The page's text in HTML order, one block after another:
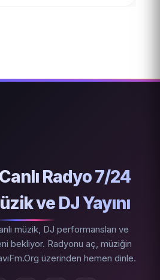
Radyo 7/24
ve DJ Yayını
müzik, DJ performansları ve
bekliyor. Radyonu aç, müziğin
üzerinden hemen dinle.